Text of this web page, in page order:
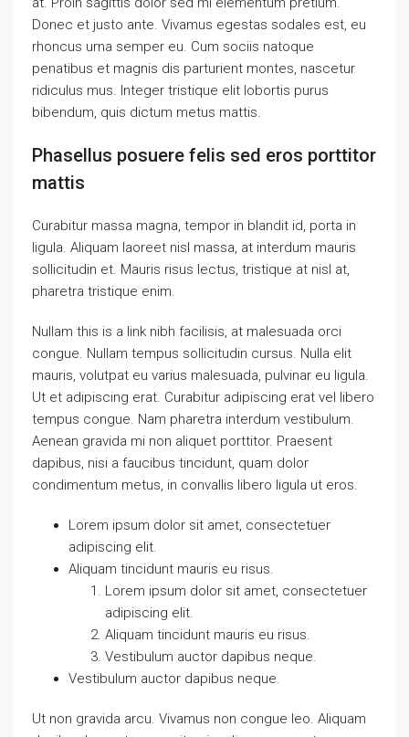
Donec et justo ante. Vivamus egestas sodales est, eu
rhoncus urna semper eu. Cum sociis natoque
penatibus et magnis dis parturient montes, nascetur
ridiculus mus. Integer tristique elit lobortis purus
bibendum, quis dictum metus mattis.
Phasellus posuere felis sed eros porttitor
mattis
Curabitur massa magna, tempor in blandit id, porta in
ligula. Aliquam laoreet nisl massa, at interdum mauris
sollicitudin et. Mauris risus lectus, tristique at nisl at,
pharetra tristique enim.
Nullam this is a link nibh facilisis, at malesuada orci
congue. Nullam tempus sollicitudin cursus. Nulla elit
mauris, volutpat eu varius malesuada, pulvinar eu ligula.
Ut et adipiscing erat. Curabitur adipiscing erat vel libero
tempus congue. Nam pharetra interdum vestibulum.
Aenean gravida mi non aliquet porttitor. Praesent
dapibus, nisi a faucibus tincidunt, quam dolor
condimentum metus, in convallis libero ligula ut eros.
Lorem ipsum dolor sit amet, consectetuer
adipiscing elit.
Aliquam tincidunt mauris eu risus.
Lorem ipsum dolor sit amet, consectetuer
adipiscing elit.
Aliquam tincidunt mauris eu risus.
Vestibulum auctor dapibus neque.
Vestibulum auctor dapibus neque.
Ut non gravida arcu. Vivamus non congue leo. Aliquam